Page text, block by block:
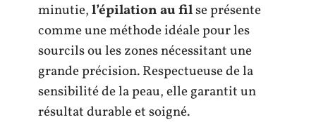
minutie,l’épilation au filse présente
comme une méthode idéale pour les
sourcils ou les zones nécessitant une
grande précision. Respectueuse de la
sensibilité de la peau, elle garantit un
résultat durable et soigné.